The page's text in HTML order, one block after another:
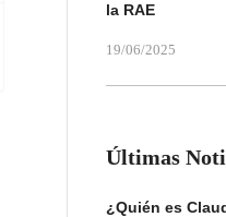
la RAE
19/06/2025
Últimas
¿Quién es